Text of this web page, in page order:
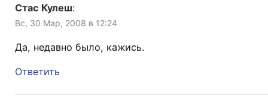
Стас Кулеш:
Вс, 30 Мар, 2008 в 12:24
Да, недавно было, кажись.
Ответить